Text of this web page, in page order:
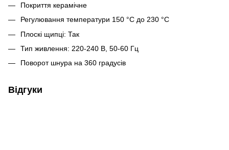
Покриття керамічне
Регулювання температури 150 °C до 230 °C
Плоскі щипці: Так
Тип живлення: 220-240 В, 50-60 Гц
Поворот шнура на 360 градусів
Відгуки